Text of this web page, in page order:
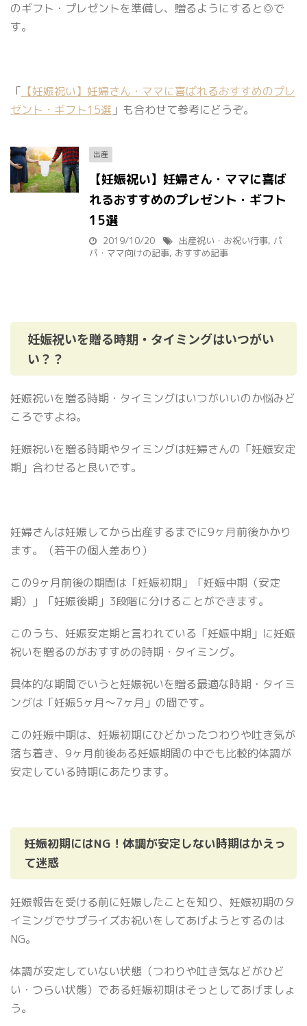
のギフト・プレゼントを準備し、贈るようにすると◎で
す。
「 【妊娠祝い】妊婦さん・ママに喜ばれるおすすめのプレ
ゼント・ギフト15選 」も合わせて参考にどうぞ。
出産
【妊娠祝い】妊婦さん・ママに喜ば
れるおすすめのプレゼント・ギフト
15選
2019/10/20 出産祝い・お祝い行事, パ
パ・ママ向けの記事, おすすめ記事
妊娠祝いを贈る時期・タイミングはいつがい
い？？
妊娠祝いを贈る時期・タイミングはいつがいいのか悩みど
ころですよね。
妊娠祝いを贈る時期やタイミングは妊婦さんの「妊娠安定
期」合わせると良いです。
妊婦さんは妊娠してから出産するまでに9ヶ月前後かかり
ます。（若干の個人差あり）
この9ヶ月前後の期間は「妊娠初期」「妊娠中期（安定
期）」「妊娠後期」3段階に分けることができます。
このうち、妊娠安定期と言われている「妊娠中期」に妊娠
祝いを贈るのがおすすめの時期・タイミング。
具体的な期間でいうと妊娠祝いを贈る最適な時期・タイミ
ングは「妊娠5ヶ月〜7ヶ月」の間です。
この妊娠中期は、妊娠初期にひどかったつわりや吐き気が
落ち着き、9ヶ月前後ある妊娠期間の中でも比較的体調が
安定している時期にあたります。
妊娠初期にはNG！体調が安定しない時期はかえっ
て迷惑
妊娠報告を受ける前に妊娠したことを知り、妊娠初期のタ
イミングでサプライズお祝いをしてあげようとするのは
NG。
体調が安定していない状態（つわりや吐き気などがひど
い・つらい状態）である妊娠初期はそっとしてあげましょ
う。